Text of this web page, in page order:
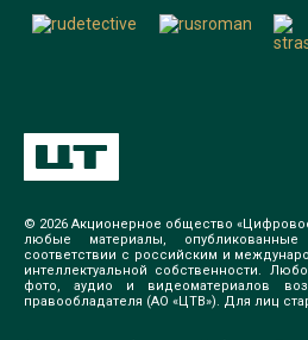
© 2026 Акционерное общество
любые материалы,
соответствии с российским и
интеллектуальной собственности.
фото, аудио и видеоматериалов
правообладателя (АО «ЦТВ»). Для лиц